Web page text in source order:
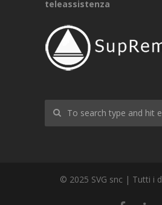
teleassistenza
© 2025 SVG snc | Tutti i